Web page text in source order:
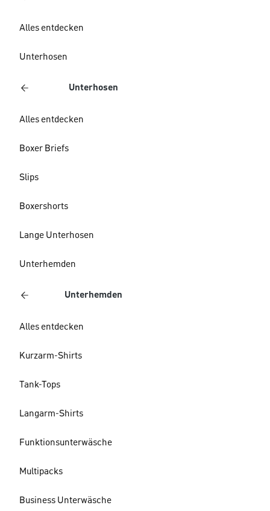
Alles entdecken
Unterhosen
Unterhosen
Alles entdecken
Boxer Briefs
Slips
Boxershorts
Lange Unterhosen
Unterhemden
Unterhemden
Alles entdecken
Kurzarm-Shirts
Tank-Tops
Langarm-Shirts
Funktionsunterwäsche
Multipacks
Business Unterwäsche